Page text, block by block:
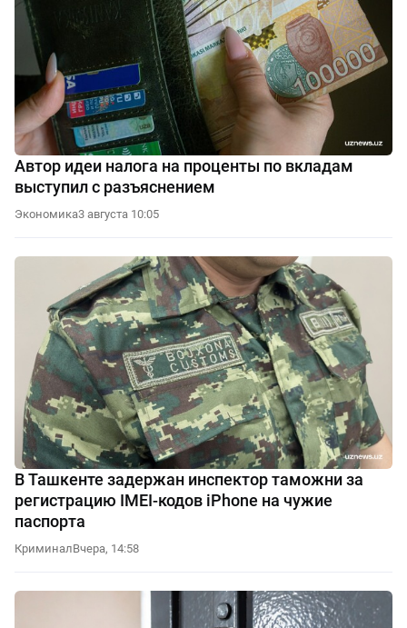
Автор идеи налога на проценты по вкладам
выступил с разъяснением
Экономика3 августа 10:05
В Ташкенте задержан инспектор таможни за
регистрацию IMEI-кодов iPhone на чужие
паспорта
КриминалВчера, 14:58